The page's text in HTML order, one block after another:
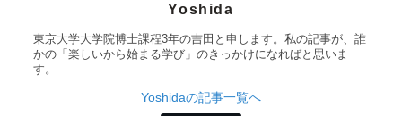
Yoshida
東京大学大学院博士課程3年の吉田と申します。私の記事が、誰
かの「楽しいから始まる学び」のきっかけになればと思いま
す。
Yoshidaの記事一覧へ